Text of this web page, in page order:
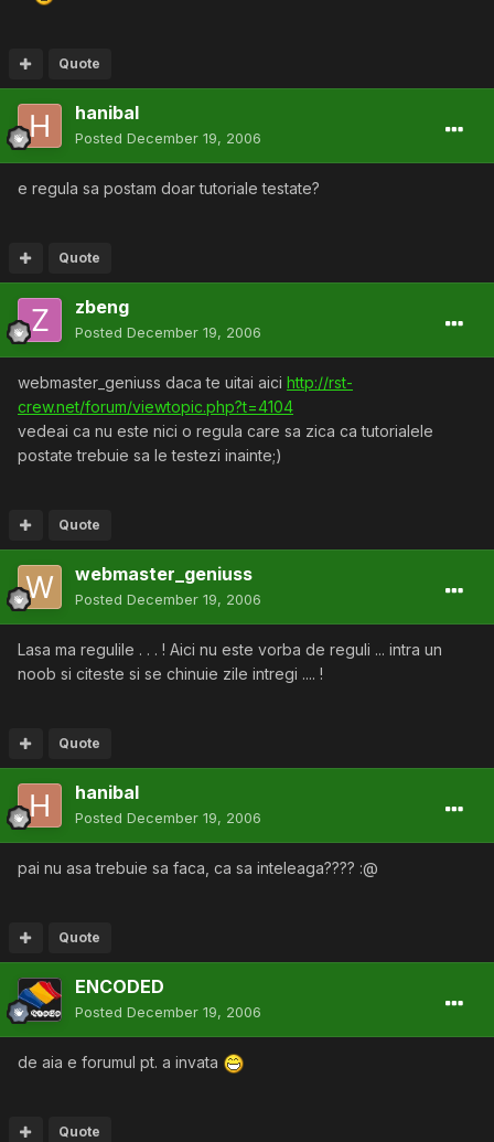
Quote
hanibal
Posted December 19, 2006
e regula sa postam doar tutoriale testate?
Quote
zbeng
Posted December 19, 2006
webmaster_geniuss daca te uitai aici http://rst-
crew.net/forum/viewtopic.php?t=4104
vedeai ca nu este nici o regula care sa zica ca tutorialele
postate trebuie sa le testezi inainte;)
Quote
webmaster_geniuss
Posted December 19, 2006
Lasa ma regulile . . . ! Aici nu este vorba de reguli ... intra un
noob si citeste si se chinuie zile intregi .... !
Quote
hanibal
Posted December 19, 2006
pai nu asa trebuie sa faca, ca sa inteleaga???? :@
Quote
ENCODED
Posted December 19, 2006
de aia e forumul pt. a invata
Quote